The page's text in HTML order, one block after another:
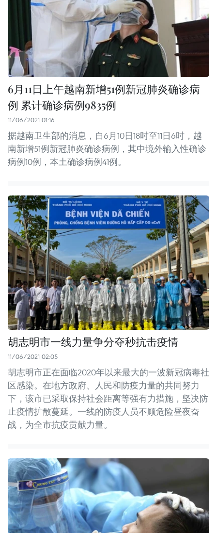
6月11日上午越南新增51例新冠肺炎确诊病
例 累计确诊病例9835例
11/06/2021 01:16
据越南卫生部的消息，自6月10日18时至11日6时，越
南新增51例新冠肺炎确诊病例，其中境外输入性确诊
病例10例，本土确诊病例41例。
胡志明市一线力量争分夺秒抗击疫情
11/06/2021 02:05
胡志明市正在面临2020年以来最大的一波新冠病毒社
区感染。在地方政府、人民和防疫力量的共同努力
下，该市已采取保持社会距离等强有力措施，坚决防
止疫情扩散蔓延。一线的防疫人员不顾危险昼夜奋
战，为全市抗疫贡献力量。